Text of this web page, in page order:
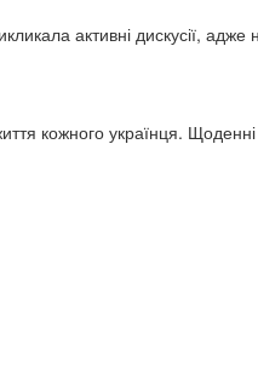
активні дискусії,
кожного українця. Щоденні